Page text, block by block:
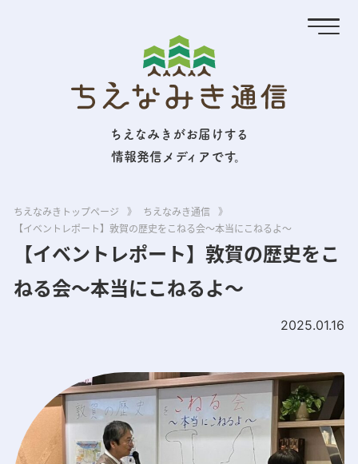
ちえなみきがお届けする
情報発信メディアです。
ちえなみきトップページ 》 ちえなみき通信
》
【イベントレポート】敦賀の歴史をこねる会～本当にこねるよ～
【イベントレポート】敦賀の歴史をこ
ねる会～本当にこねるよ～
2025.01.16